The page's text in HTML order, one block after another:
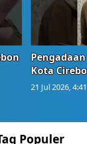
Kota
21 Jul 2026,
Populer